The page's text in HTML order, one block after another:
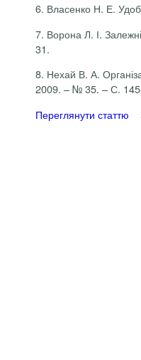
6. Власенко Н. Е.
7. Ворона Л. І.
31.
8. Нехай В. А.
2009. – № 35. – С.
Переглянути статтю